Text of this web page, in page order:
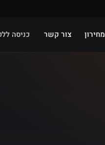
מחירון צור קשר כניסה